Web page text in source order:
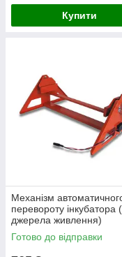
Купити
Механізм
перевороту інкубатора
джерела живлення)
Готово до відправки